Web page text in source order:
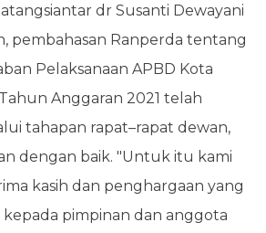
dr Susanti Dewayani
pembahasan Ranperda tentang
Pelaksanaan APBD Kota
Anggaran 2021 telah
tahapan rapat–rapat dewan,
dengan baik. "Untuk itu kami
kasih dan penghargaan yang
pimpinan dan anggota